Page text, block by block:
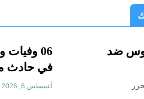
مؤامرة فينيسيوس ضد
المحرر